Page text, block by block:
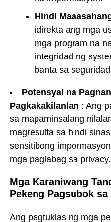
Hindi
idirekta ang mga
mga program na
integridad ng
banta sa
Potensyal na
Pagkakakilanlan : Ang
sa mapaminsalang
magresulta sa hindi
sensitibong
mga paglabag sa privacy.
Mga Karaniwang
Pekeng Pagsubok sa
Ang pagtuklas ng mga